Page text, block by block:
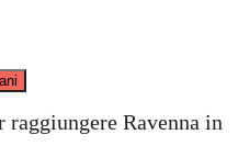
Ravenna in